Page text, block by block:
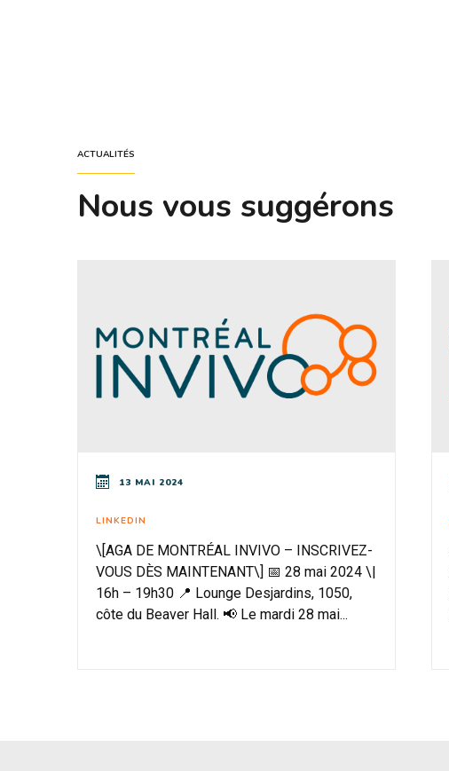
ACTUALITÉS
Nous vous suggérons
13 MAI 2024
LINKEDIN
\[AGA DE MONTRÉAL INVIVO – INSCRIVEZ-
VOUS DÈS MAINTENANT\] 📅 28 mai 2024 \|
16h – 19h30 📍 Lounge Desjardins, 1050,
côte du Beaver Hall. 📢 Le mardi 28 mai...